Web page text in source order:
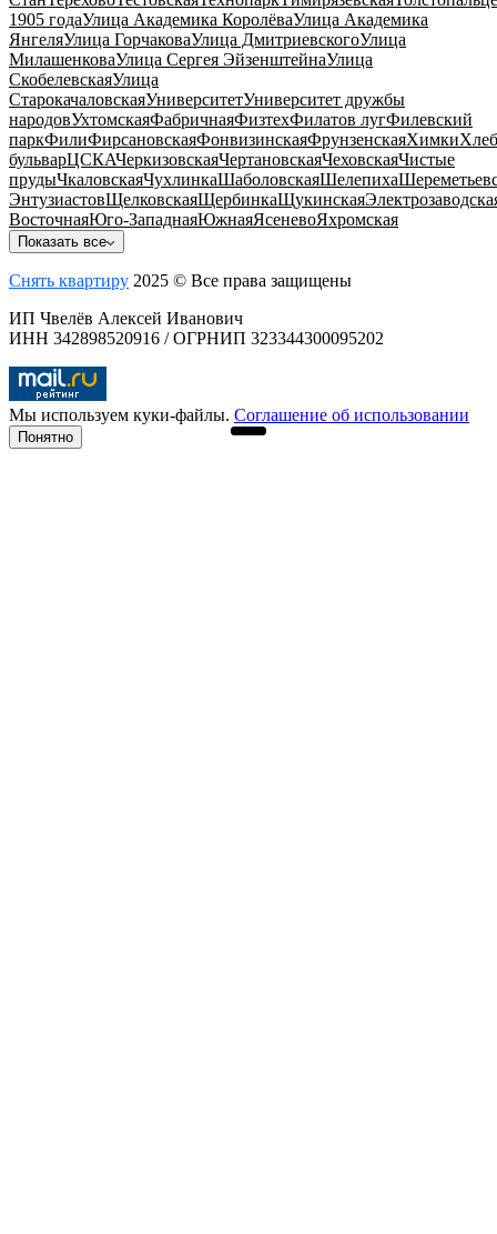
1905 годаУлица Академика КоролёваУлица Академика
ЯнгеляУлица ГорчаковаУлица ДмитриевскогоУлица
МилашенковаУлица Сергея ЭйзенштейнаУлица
СкобелевскаяУлица
СтарокачаловскаяУниверситетУниверситет дружбы
народовУхтомскаяФабричнаяФизтехФилатов лугФилевский
паркФилиФирсановскаяФонвизинскаяФрунзенскаяХимки
бульварЦСКАЧеркизовскаяЧертановскаяЧеховскаяЧистые
прудыЧкаловскаяЧухлинкаШаболовскаяШелепиха
ЭнтузиастовЩелковскаяЩербинкаЩукинская
ВосточнаяЮго-ЗападнаяЮжнаяЯсеневоЯхромская
Показать все
Снять квартиру 2025 © Все права защищены
ИП Чвелёв Алексей Иванович
ИНН 342898520916 / ОГРНИП 323344300095202
Мы используем куки-файлы. Соглашение об использовании
Понятно